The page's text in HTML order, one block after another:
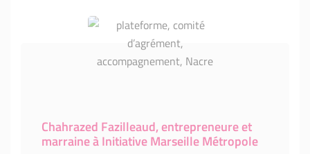
Chahrazed Fazilleaud, entrepreneure et
marraine à Initiative Marseille Métropole